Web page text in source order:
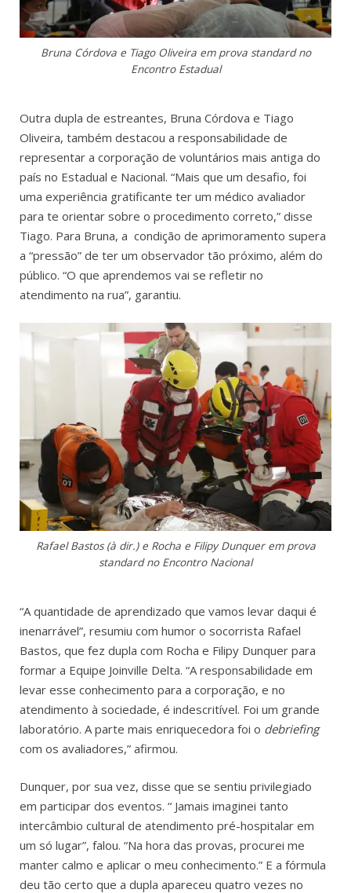
Bruna Córdova e Tiago Oliveira em prova standard no
Encontro Estadual
Outra dupla de estreantes, Bruna Córdova e Tiago
Oliveira, também destacou a responsabilidade de
representar a corporação de voluntários mais antiga do
país no Estadual e Nacional. “Mais que um desafio, foi
uma experiência gratificante ter um médico avaliador
para te orientar sobre o procedimento correto,” disse
Tiago. Para Bruna, a condição de aprimoramento supera
a “pressão” de ter um observador tão próximo, além do
público. “O que aprendemos vai se refletir no
atendimento na rua”, garantiu.
Rafael Bastos (à dir.) e Rocha e Filipy Dunquer em prova
standard no Encontro Nacional
“A quantidade de aprendizado que vamos levar daqui é
inenarrável”, resumiu com humor o socorrista Rafael
Bastos, que fez dupla com Rocha e Filipy Dunquer para
formar a Equipe Joinville Delta. “A responsabilidade em
levar esse conhecimento para a corporação, e no
atendimento à sociedade, é indescritível. Foi um grande
laboratório. A parte mais enriquecedora foi o debriefing
com os avaliadores,” afirmou.
Dunquer, por sua vez, disse que se sentiu privilegiado
em participar dos eventos. “ Jamais imaginei tanto
intercâmbio cultural de atendimento pré-hospitalar em
um só lugar”, falou. “Na hora das provas, procurei me
manter calmo e aplicar o meu conhecimento.” E a fórmula
deu tão certo que a dupla apareceu quatro vezes no